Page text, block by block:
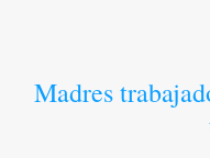
Madres